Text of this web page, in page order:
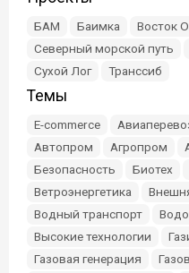
БАМ Баимка Восток
Северный морской путь
Сухой Лог
Транссиб
Темы
E-commerce
Автопром
Агропром
Безопасность
Биотех
Ветроэнергетика
Водный транспорт
Высокие технологии
Газовая генерация